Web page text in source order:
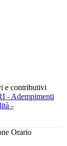
e contributivi
- Adempimenti
-
Orario